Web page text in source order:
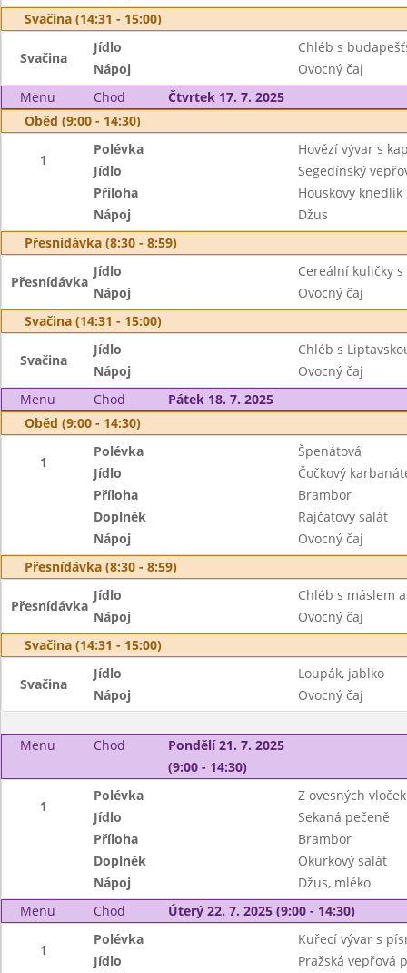
Svačina (14:31 - 15:00)
Svačina
Jídlo
Chléb s
Nápoj
Ovocný čaj
Menu
Chod
Čtvrtek 17. 7. 2025
Oběd (9:00 - 14:30)
1
Polévka
Hovězí vývar s
Jídlo
Segedínský
Příloha
Houskový knedlík
Nápoj
Džus
Přesnídávka (8:30 - 8:59)
Přesnídávka
Jídlo
Cereální kuličky
Nápoj
Ovocný čaj
Svačina (14:31 - 15:00)
Svačina
Jídlo
Chléb s
Nápoj
Ovocný čaj
Menu
Chod
Pátek 18. 7. 2025
Oběd (9:00 - 14:30)
1
Polévka
Špenátová
Jídlo
Čočkový
Příloha
Brambor
Doplněk
Rajčatový salát
Nápoj
Ovocný čaj
Přesnídávka (8:30 - 8:59)
Přesnídávka
Jídlo
Chléb s máslem
Nápoj
Ovocný čaj
Svačina (14:31 - 15:00)
Svačina
Jídlo
Loupák, jablko
Nápoj
Ovocný čaj
Menu Chod
Pondělí 21. 7. 2025
(9:00 - 14:30)
1
Polévka
Z ovesných vloček
Jídlo
Sekaná pečeně
Příloha
Brambor
Doplněk
Okurkový salát
Nápoj
Džus, mléko
Menu
Chod Úterý 22. 7. 2025 (9:00 - 14:30)
1
Polévka
Kuřecí vývar s
Jídlo
Pražská vepřová